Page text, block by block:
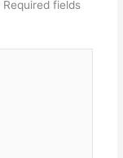
Required fields